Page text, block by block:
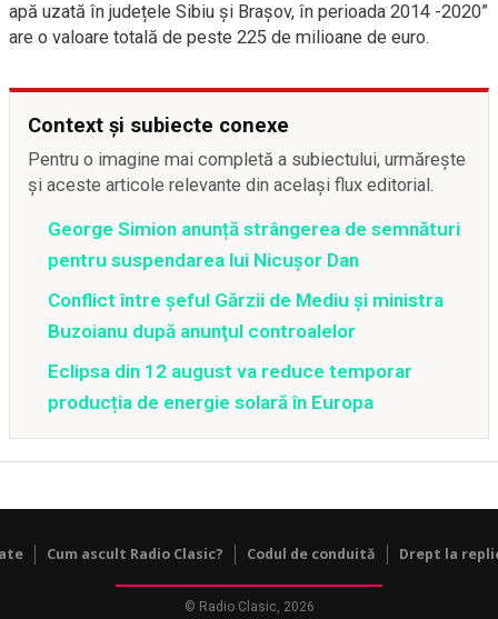
apă uzată în județele Sibiu și Brașov, în perioada 2014 -2020”
are o valoare totală de peste 225 de milioane de euro.
Context și subiecte conexe
Pentru o imagine mai completă a subiectului, urmărește
și aceste articole relevante din același flux editorial.
George Simion anunță strângerea de semnături
pentru suspendarea lui Nicușor Dan
Conflict între şeful Gărzii de Mediu şi ministra
Buzoianu după anunţul controalelor
Eclipsa din 12 august va reduce temporar
producția de energie solară în Europa
Cum ascult Radio Clasic? Codul de conduită Drept la
© Radio Clasic, 2026